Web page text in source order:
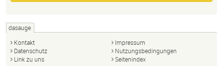
dasauge
Kontakt
Impressum
Datenschutz
Nutzungsbedingungen
Link zu uns
Seitenindex